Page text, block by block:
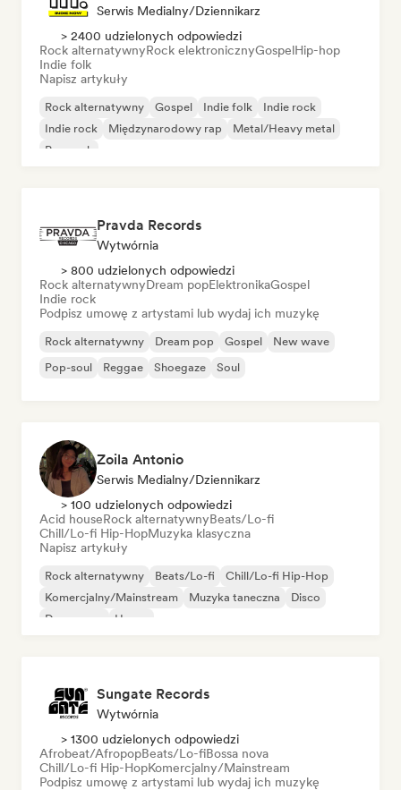
Serwis Medialny/Dziennikarz
> 2400 udzielonych odpowiedzi
Rock alternatywnyRock elektronicznyGospelHip-hop
Indie folk
Napisz artykuły
Rock alternatywny Gospel Indie folk
Indie rock
Indie rock
Międzynarodowy rap
Metal/Heavy metal
Pop rock
Pravda Records
Wytwórnia
> 800 udzielonych odpowiedzi
Rock alternatywnyDream popElektronikaGospel
Indie rock
Podpisz umowę z artystami lub wydaj ich muzykę
Rock alternatywny Dream pop Gospel
New wave
Pop-soul
Reggae Shoegaze Soul
Zoila Antonio
Serwis Medialny/Dziennikarz
> 100 udzielonych odpowiedzi
Acid houseRock alternatywnyBeats/Lo-fi
Chill/Lo-fi Hip-HopMuzyka klasyczna
Napisz artykuły
Rock alternatywny Beats/Lo-fi
Chill/Lo-fi Hip-Hop
Komercjalny/Mainstream
Muzyka taneczna
Disco
Dream pop
House
Sungate Records
Wytwórnia
> 1300 udzielonych odpowiedzi
Afrobeat/AfropopBeats/Lo-fiBossa nova
Chill/Lo-fi Hip-HopKomercjalny/Mainstream
Podpisz umowę z artystami lub wydaj ich muzykę